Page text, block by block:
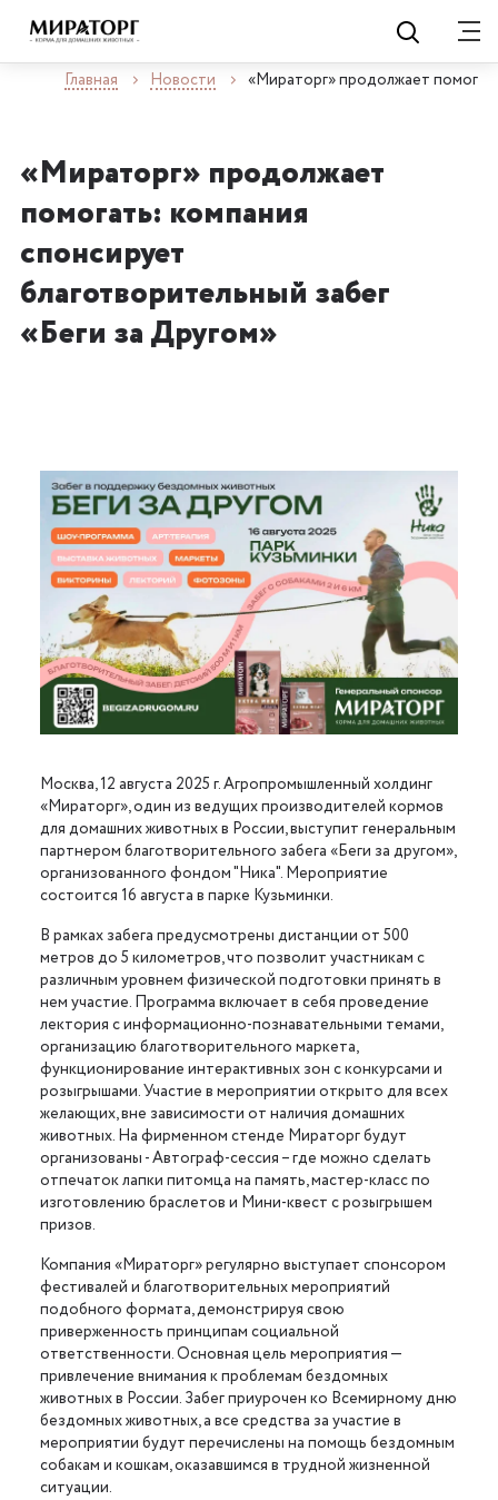
Главная Новости «Мираторг» продолжает
«Мираторг» продолжает
помогать: компания
спонсирует
благотворительный забег
«Беги за Другом»
Москва, 12 августа 2025 г. Агропромышленный холдинг
«Мираторг», один из ведущих производителей кормов
для домашних животных в России, выступит генеральным
партнером благотворительного забега «Беги за другом»,
организованного фондом "Ника". Мероприятие
состоится 16 августа в парке Кузьминки.
В рамках забега предусмотрены дистанции от 500
метров до 5 километров, что позволит участникам с
различным уровнем физической подготовки принять в
нем участие. Программа включает в себя проведение
лектория с информационно-познавательными темами,
организацию благотворительного маркета,
функционирование интерактивных зон с конкурсами и
розыгрышами. Участие в мероприятии открыто для всех
желающих, вне зависимости от наличия домашних
животных. На фирменном стенде Мираторг будут
организованы - Автограф-сессия – где можно сделать
отпечаток лапки питомца на память, мастер-класс по
изготовлению браслетов и Мини-квест с розыгрышем
призов.
Компания «Мираторг» регулярно выступает спонсором
фестивалей и благотворительных мероприятий
подобного формата, демонстрируя свою
приверженность принципам социальной
ответственности. Основная цель мероприятия —
привлечение внимания к проблемам бездомных
животных в России. Забег приурочен ко Всемирному дню
бездомных животных, а все средства за участие в
мероприятии будут перечислены на помощь бездомным
собакам и кошкам, оказавшимся в трудной жизненной
ситуации.